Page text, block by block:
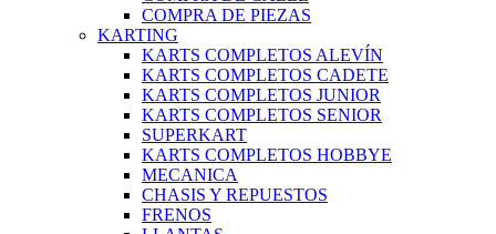
COMPRA DE PIEZAS
KARTING
KARTS COMPLETOS ALEVÍN
KARTS COMPLETOS CADETE
KARTS COMPLETOS JUNIOR
KARTS COMPLETOS SENIOR
SUPERKART
KARTS COMPLETOS HOBBYE
MECANICA
CHASIS Y REPUESTOS
FRENOS